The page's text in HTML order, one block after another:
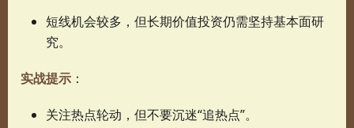
短线机会较多，但长期价值投资仍需坚持基本面研
究。
实战提示 ：
关注热点轮动，但不要沉迷“追热点”。